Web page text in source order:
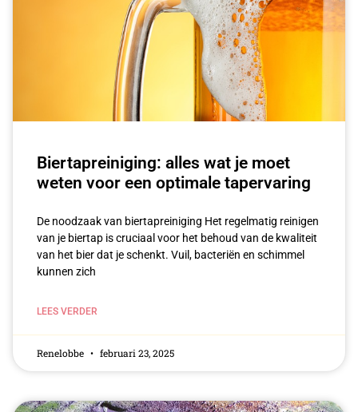
Biertapreiniging: alles wat je moet
weten voor een optimale tapervaring
De noodzaak van biertapreiniging Het regelmatig reinigen
van je biertap is cruciaal voor het behoud van de kwaliteit
van het bier dat je schenkt. Vuil, bacteriën en schimmel
kunnen zich
LEES VERDER
Renelobbe februari 23, 2025